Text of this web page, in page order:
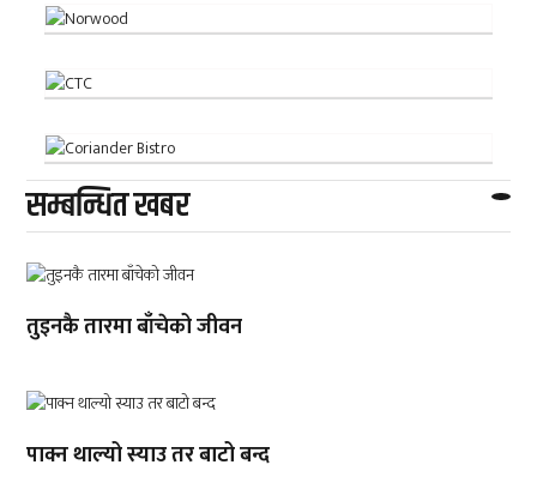
सम्बन्धित खबर
तुइनकै तारमा बाँचेको जीवन
पाक्न थाल्यो स्याउ तर बाटो बन्द